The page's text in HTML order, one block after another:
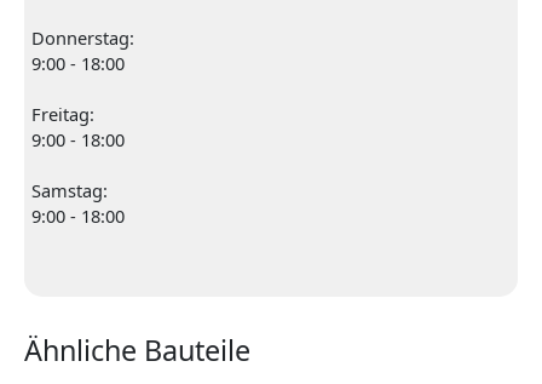
Donnerstag:
9:00 - 18:00
Freitag:
9:00 - 18:00
Samstag:
9:00 - 18:00
Ähnliche Bauteile